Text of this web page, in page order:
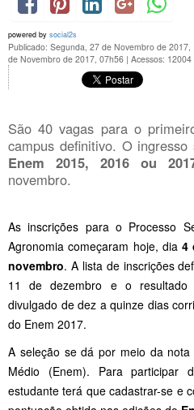
powered by social2s
Publicado: Segunda, 27 de Novembro de 2017,
de Novembro de 2017, 07h56 | Acessos: 12004
São 40 vagas para o
campus definitivo. O
Enem 2015, 2016 ou
novembro.
As inscrições para o Processo
Agronomia começaram hoje, dia4
novembro. A lista de inscrições
11 de dezembro e o resultado
divulgado de dez a quinze dias
do Enem 2017.
A seleção se dá por meio da
Médio (Enem). Para
estudante terá que cadastrar-se e